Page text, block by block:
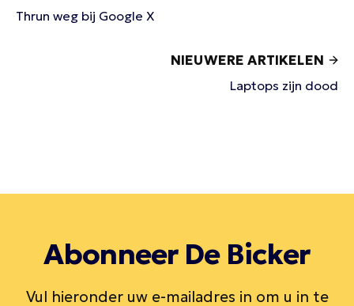
Thrun weg bij Google X
NIEUWERE ARTIKELEN
Laptops zijn dood
Abonneer De Bicker
Vul hieronder uw e-mailadres in om u in te